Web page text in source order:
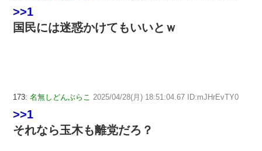
>>1
国民には迷惑かけてもいいとｗ
173: 名無しどんぶらこ 2025/04/28(月) 18:51:04.67 ID:mJHrEvTY0
>>1
それなら玉木も離党だろ？